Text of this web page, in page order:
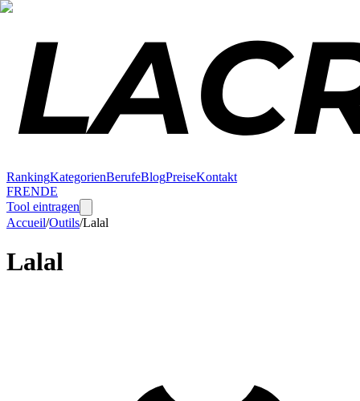
RankingKategorienBerufeBlogPreiseKontakt
FRENDE
Tool eintragen
Accueil/Outils/Lalal
Lalal